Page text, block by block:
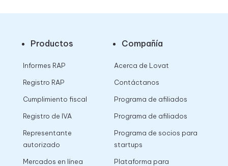
Productos
Informes RAP
Registro RAP
Cumplimiento fiscal
Registro de IVA
Representante
autorizado
Mercados en línea
Compañía
Acerca de Lovat
Contáctanos
Programa de afiliados
Programa de afiliados
Programa de socios para
startups
Plataforma para